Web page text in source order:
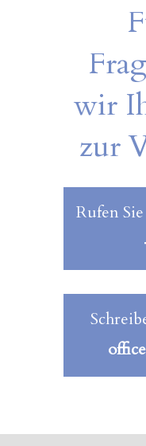
wir
zur
Rufen